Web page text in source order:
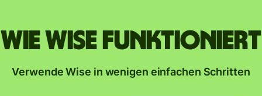
Wie Wise funktioniert
Verwende Wise in wenigen einfachen Schritten